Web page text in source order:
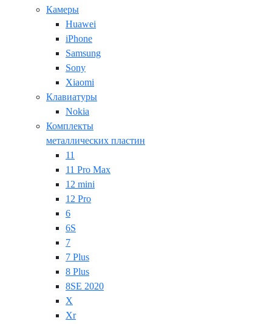
Камеры
Huawei
iPhone
Samsung
Sony
Xiaomi
Клавиатуры
Nokia
Комплекты
металлических пластин
11
11 Pro Max
12 mini
12 Pro
6
6S
7
7 Plus
8 Plus
8SE 2020
X
Xr